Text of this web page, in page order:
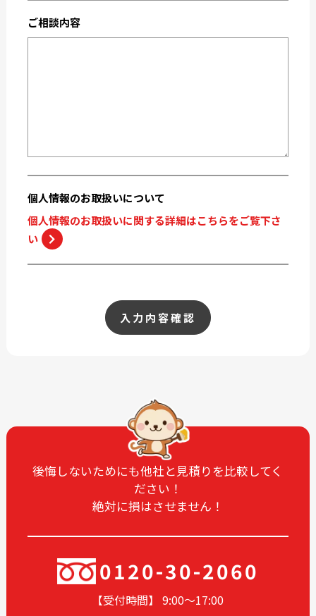
2019-02
ご相談内容
個人情報のお取扱いについて
個人情報のお取扱いに関する詳細はこちらをご覧下さ
い
入力内容確認
後悔しないためにも他社と見積りを比較してく
ださい！
絶対に損はさせません！
0120-30-2060
【受付時間】 9:00〜17:00